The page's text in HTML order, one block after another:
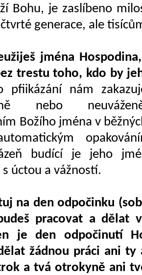
Bohu, je zaslíbeno
generace, ale
jména
trestu toho, kdo by
pfiikázání nám
nebo
Božího jména v
budící je jeho
úctou a vážností.
na den odpočinku
pracovat a dělat
je den odpočinutí
žádnou práci ani
a tvá otrokyně ani